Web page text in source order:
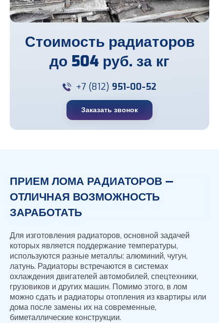
Стоимость радиаторов
до 504 руб. за кг
+7 (812) 951-00-52
Заказать звонок
ПРИЕМ ЛОМА РАДИАТОРОВ —
ОТЛИЧНАЯ ВОЗМОЖНОСТЬ
ЗАРАБОТАТЬ
Для изготовления радиаторов, основной задачей
которых является поддержание температуры,
используются разные металлы: алюминий, чугун,
латунь. Радиаторы встречаются в системах
охлаждения двигателей автомобилей, спецтехники,
грузовиков и других машин. Помимо этого, в лом
можно сдать и радиаторы отопления из квартиры или
дома после замены их на современные,
биметаллические конструкции.